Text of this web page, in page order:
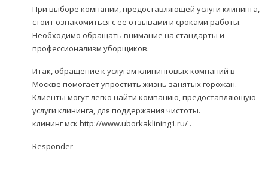
При выборе компании, предоставляющей услуги клининга,
стоит ознакомиться с ее отзывами и сроками работы.
Необходимо обращать внимание на стандарты и
профессионализм уборщиков.
Итак, обращение к услугам клининговых компаний в
Москве помогает упростить жизнь занятых горожан.
Клиенты могут легко найти компанию, предоставляющую
услуги клининга, для поддержания чистоты.
клининг мск http://www.uborkaklining1.ru/.
Responder